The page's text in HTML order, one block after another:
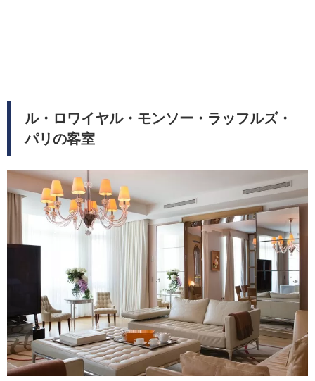
ル・ロワイヤル・モンソー・ラッフルズ・
パリの客室